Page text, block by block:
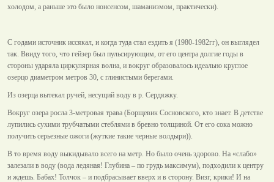
холодом, а раньше это было нонсенсом, шаманизмом, практически).
С годами источник иссякал, и когда туда стал ездить я (1980-1982гг), он выглядел
так. Ввиду того, что гейзер был пульсирующим, от его центра долгие годы в
стороны ударяла циркулярная волна, и вокруг образовалось идеально круглое
озерцо диаметром метров 30, с глинистыми берегами.
Из озерца вытекал ручей, несущий воду в р. Сердяжку.
Вокруг озера росла 3-метровая трава (Борщевик Сосновского, кто знает. В детстве
лупились сухими трубчатыми стеблями в бревно толщиной. От его сока можно
получить серьезные ожоги (жуткие такие черные волдыри)).
В то время воду выкидывало всего на метр. Но было очень здорово. На «слабо»
залезали в воду (вода ледяная! Глубина – по грудь максимум), подходили к центру
и ждешь. Бабах! Толчок – и подбрасывает вверх и в сторону. Визг, крики! И на